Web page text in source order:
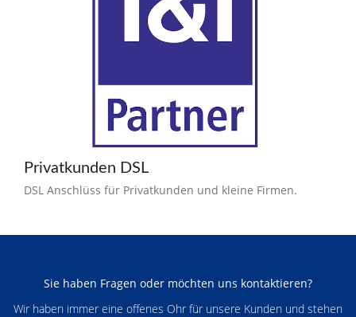
Privatkunden DSL
DSL Anschlüss für Privatkunden und kleine Firmen.
Sie haben Fragen oder möchten uns kontaktieren?
Wir haben immer eine offenes Ohr für unsere Kunden und stehen